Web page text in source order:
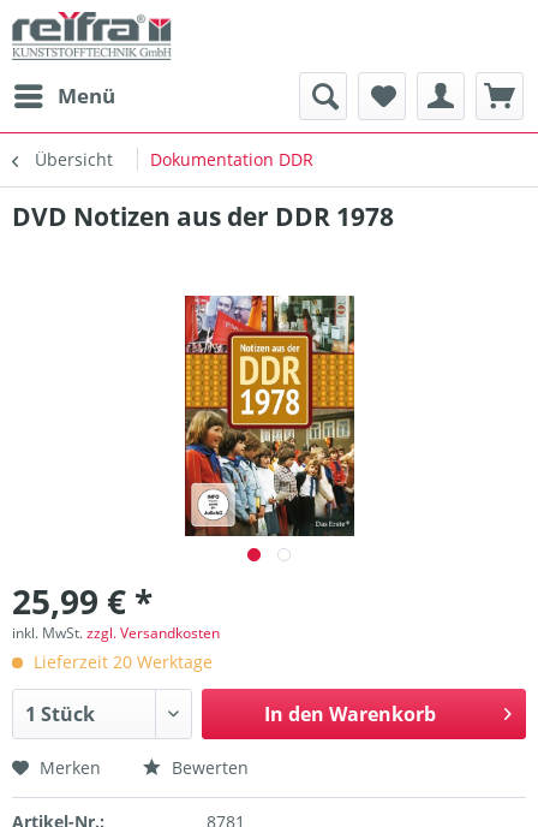
Menü
Übersicht Dokumentation DDR
DVD Notizen aus der DDR 1978
25,99 € *
inkl. MwSt.zzgl. Versandkosten
Lieferzeit 20 Werktage
In den Warenkorb
Merken Bewerten
Artikel-Nr.:
8781